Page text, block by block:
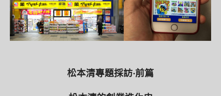
松本清專題採訪‧前篇